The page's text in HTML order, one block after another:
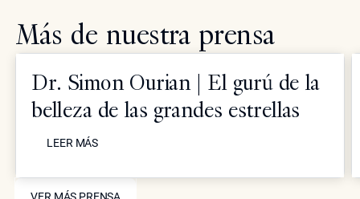
Más de nuestra prensa
VER MÁS PRENSA
Dr. Simon Ourian | El gurú de la
belleza de las grandes estrellas
LEER MÁS